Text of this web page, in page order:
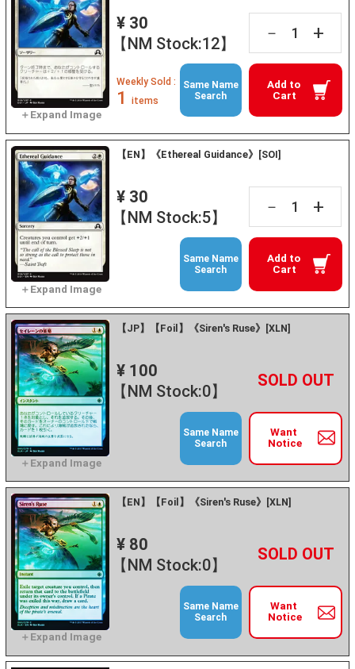
¥ 30
【NM Stock:12】
－ +
Add to
Cart
Weekly Sold :
1 items
Same Name
Search
【EN】《Ethereal Guidance》[SOI]
¥ 30
【NM Stock:5】
－ +
Add to
Cart
Same Name
Search
【JP】【Foil】《Siren's Ruse》[XLN]
¥ 100
【NM Stock:0】
－ +
Want
Notice
Same Name
Search
【EN】【Foil】《Siren's Ruse》[XLN]
¥ 80
【NM Stock:0】
－ +
Want
Notice
Same Name
Search